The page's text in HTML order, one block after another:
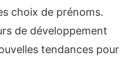
choix de prénoms.
de développement
tendances pour